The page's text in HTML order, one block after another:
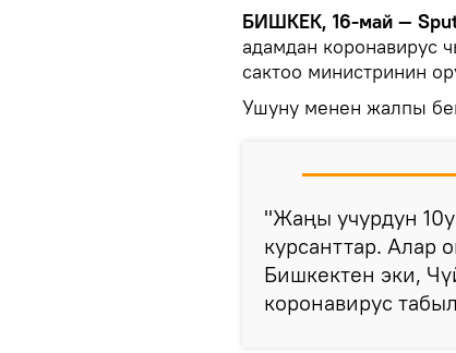
БИШКЕК, 16-май —
адамдан коронавирус
сактоо министринин
Ушуну менен жалпы
"Жаңы учурдун
курсанттар. Алар
Бишкектен эки,
коронавирус